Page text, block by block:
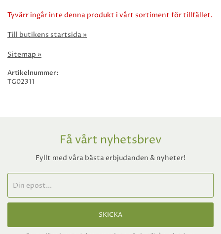
Tyvärr ingår inte denna produkt i vårt sortiment för tillfället.
Till butikens startsida »
Sitemap »
Artikelnummer:
TG02311
Få vårt nyhetsbrev
Fyllt med våra bästa erbjudanden & nyheter!
SKICKA